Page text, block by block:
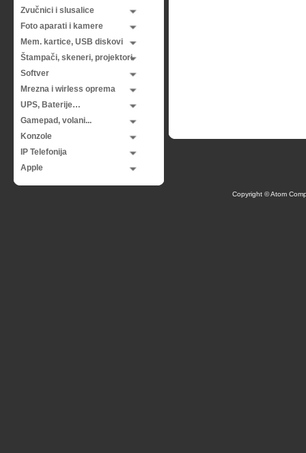
Zvučnici i slusalice
Foto aparati i kamere
Mem. kartice, USB diskovi
Štampači, skeneri, projektori
Softver
Mrezna i wirless oprema
UPS, Baterije…
Gamepad, volani...
Konzole
IP Telefonija
Apple
Copyright © Atom